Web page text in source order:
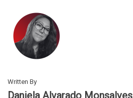
Written By